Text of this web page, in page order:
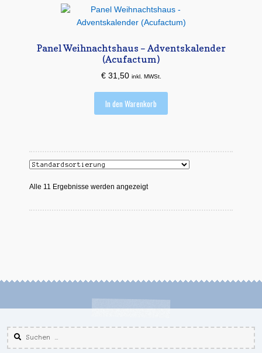
Panel Weihnachtshaus – Adventskalender
(Acufactum)
€31,50 inkl. MWSt.
In den Warenkorb
Alle 11 Ergebnisse werden angezeigt
Suchen
nach: